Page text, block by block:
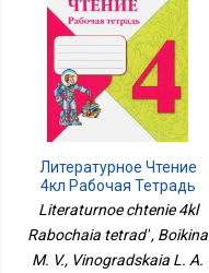
Литературное Чтение
4кл Рабочая Тетрадь
Literaturnoe chtenie 4kl
Rabochaia tetrad' , Boikina
M. V., Vinogradskaia L. A.